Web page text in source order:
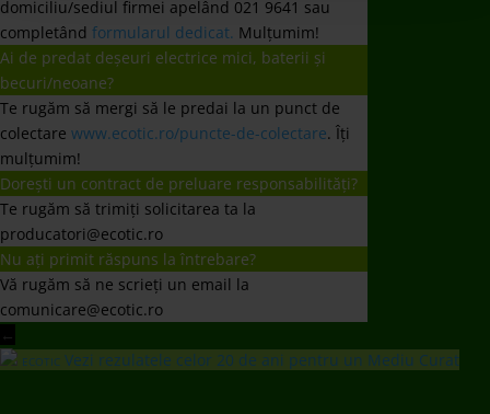
domiciliu/sediul firmei apelând 021 9641 sau
completând formularul dedicat. Mulțumim!
Ai de predat deșeuri electrice mici, baterii și
becuri/neoane?
Te rugăm să mergi să le predai la un punct de
colectare www.ecotic.ro/puncte-de-colectare. Îți
mulțumim!
Dorești un contract de preluare responsabilități?
Te rugăm să trimiți solicitarea ta la
producatori@ecotic.ro
Nu ați primit răspuns la întrebare?
Vă rugăm să ne scrieți un email la
comunicare@ecotic.ro
←
ECOTIC Vezi rezulatele celor 20 de ani pentru un Mediu Curat